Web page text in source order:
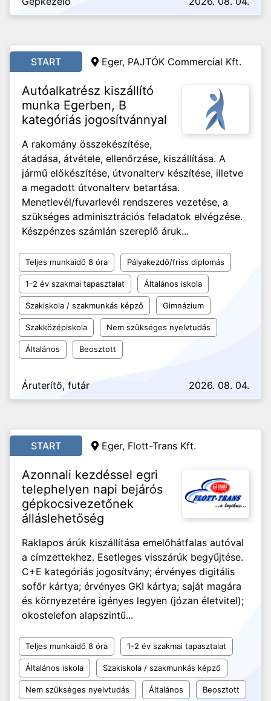
START Eger, PAJTÓK Commercial Kft.
Autóalkatrész kiszállító
munka Egerben, B
kategóriás jogosítvánnyal
A rakomány összekészítése,
átadása, átvétele, ellenőrzése, kiszállítása. A
jármű előkészítése, útvonalterv készítése, illetve
a megadott útvonalterv betartása.
Menetlevél/fuvarlevél rendszeres vezetése, a
szükséges adminisztrációs feladatok elvégzése.
Készpénzes számlán szereplő áruk...
Teljes munkaidő 8 óra Pályakezdő/friss diplomás
1-2 év szakmai tapasztalat Általános iskola
Szakiskola / szakmunkás képző Gimnázium
Szakközépiskola Nem szükséges nyelvtudás
Általános Beosztott
Áruterítő, futár 2026. 08. 04.
START Eger, Flott-Trans Kft.
Azonnali kezdéssel egri
telephelyen napi bejárós
gépkocsivezetőnek
álláslehetőség
Raklapos árúk kiszállítása emelőhátfalas autóval
a címzettekhez. Esetleges visszárúk begyűjtése.
C+E kategóriás jogosítvány; érvényes digitális
sofőr kártya; érvényes GKI kártya; saját magára
és környezetére igényes legyen (józan életvitel);
okostelefon alapszintű...
Teljes munkaidő 8 óra 1-2 év szakmai tapasztalat
Általános iskola Szakiskola / szakmunkás képző
Nem szükséges nyelvtudás Általános Beosztott